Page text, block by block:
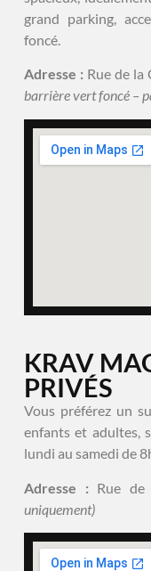
grand parking,
foncé.
Adresse : Rue de la
barrière vert foncé –
KRAV
PRIVÉS
Vous préférez un
enfants et adultes,
lundi au samedi de
Adresse : Rue
uniquement)